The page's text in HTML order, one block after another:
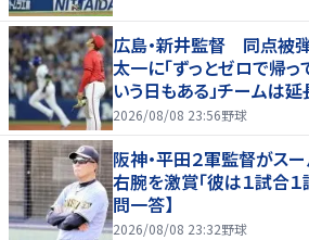
広島・新井監督 同点被
太一に「ずっとゼロで帰っ
いう日もある」チームは
サヨナラ負け
2026/08/08 23:56野球
阪神・平田２軍監督がス
右腕を激賞「彼は１試合１
問一答】
2026/08/08 23:32野球